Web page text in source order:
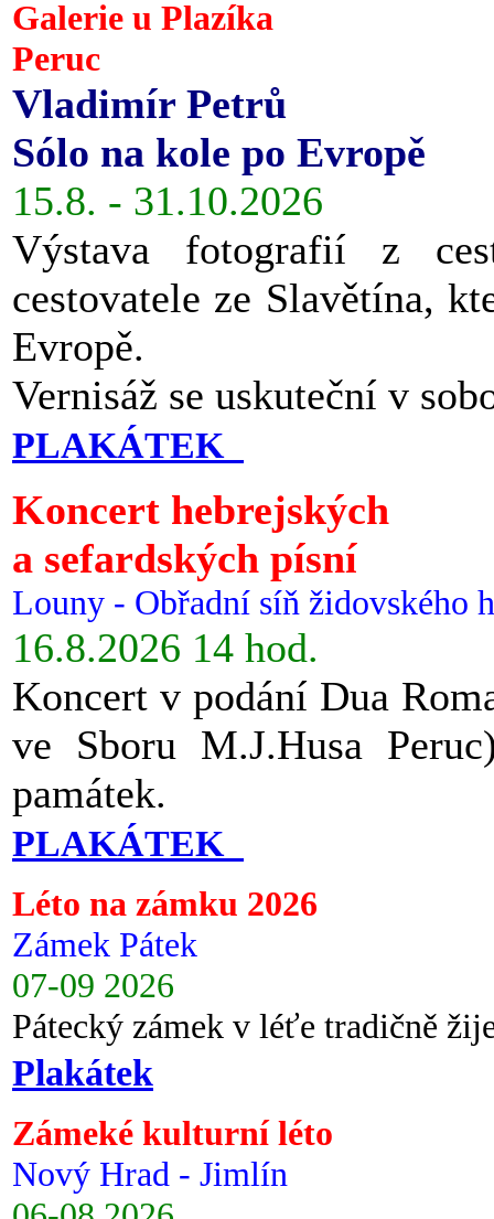
Galerie u Plazíka
Peruc
Vladimír Petrů
Sólo na kole po Evropě
15.8. - 31.10.2026
Výstava fotografií z
cestovatele ze Slavětína,
Evropě.
Vernisáž se uskuteční v
PLAKÁTEK
Koncert hebrejských
a sefardských písní
Louny - Obřadní síň židovského
16.8.2026 14 hod.
Koncert v podání Dua
ve Sboru M.J.Husa
památek.
PLAKÁTEK
Léto na zámku 2026
Zámek Pátek
07-09 2026
Pátecký zámek v léťe tradičně
Plakátek
Zámeké kulturní léto
Nový Hrad - Jimlín